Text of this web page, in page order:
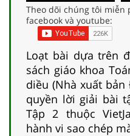
Theo dõi chúng tôi miễn
facebook và youtube:
Loạt bài dựa trên
sách giáo khoa
diều (Nhà xuất
quyền lời giải bài
Tập 2 thuộc
hành vi sao chép